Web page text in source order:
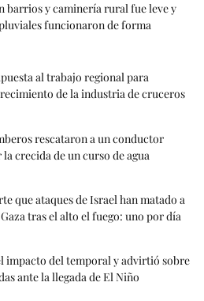
barrios y caminería rural fue leve y
funcionaron de forma
al trabajo regional para
de la industria de cruceros
rescataron a un conductor
crecida de un curso de agua
que ataques de Israel han matado a
tras el alto el fuego: uno por día
impacto del temporal y advirtió sobre
ante la llegada de El Niño